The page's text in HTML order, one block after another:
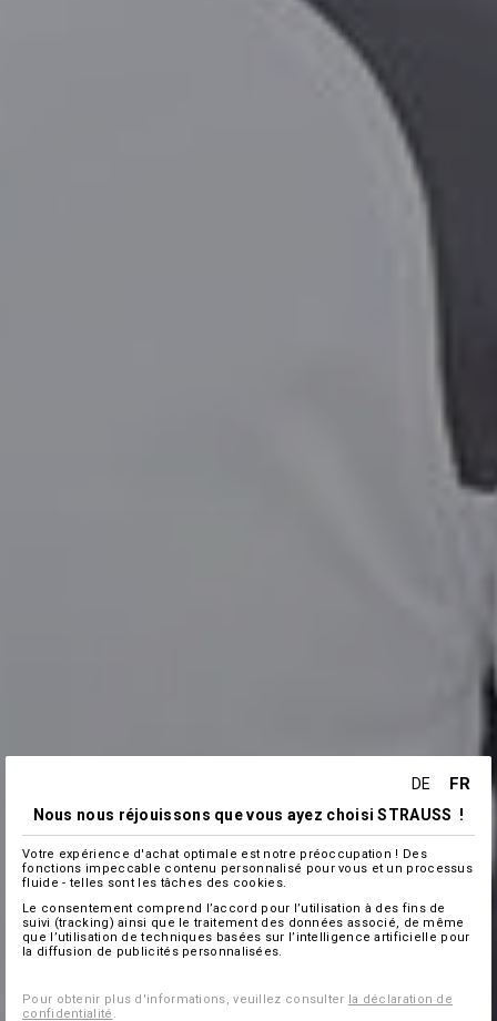
DE FR
Nous nous réjouissons que vous ayez choisi STRAUSS !
Votre expérience d'achat optimale est notre préoccupation ! Des
fonctions impeccable contenu personnalisé pour vous et un processus
fluide - telles sont les tâches des cookies.
Le consentement comprend l’accord pour l’utilisation à des fins de
suivi (tracking) ainsi que le traitement des données associé, de même
que l’utilisation de techniques basées sur l’intelligence artificielle pour
la diffusion de publicités personnalisées.
Pour obtenir plus d'informations, veuillez consulter la déclaration de
confidentialité .